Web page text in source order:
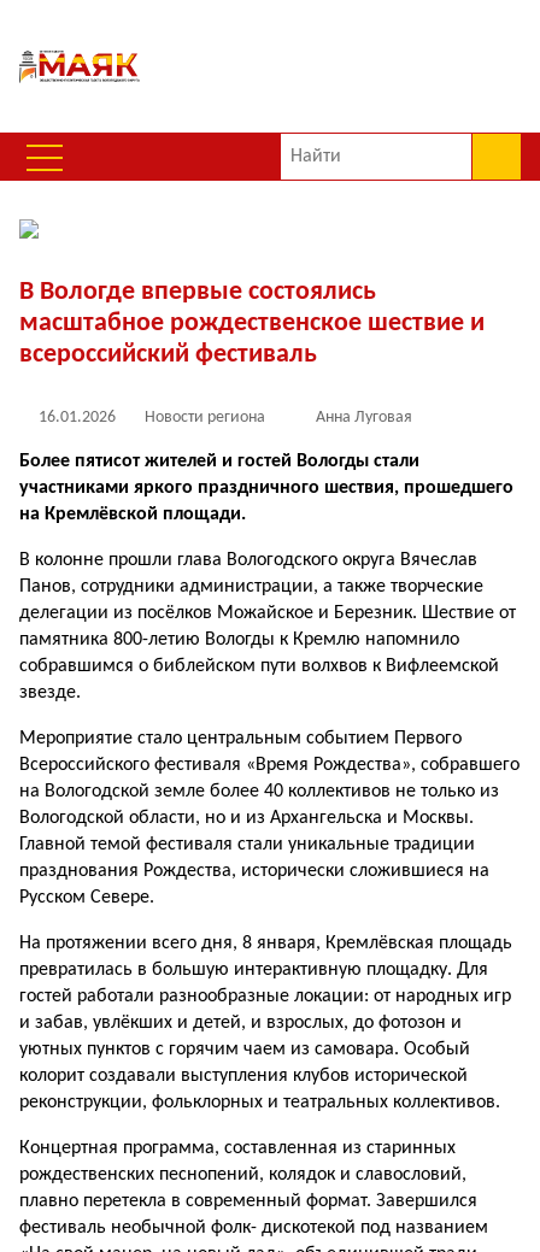
В Вологде впервые состоялись
масштабное рождественское шествие и
всероссийский фестиваль
16.01.2026 Новости региона Анна Луговая
Более пятисот жителей и гостей Вологды стали
участниками яркого празд­ничного шествия, прошед­шего
на Кремлёвской пло­щади.
В колонне прошли глава Во­логодского округа Вячеслав
Панов, сотрудники админи­страции, а также творческие
делегации из посёлков Мо­жайское и Березник. Шествие от
памятника 800-летию Во­логды к Кремлю напомнило
собравшимся о библейском пути волхвов к Вифлеемской
звезде.
Мероприятие стало цен­тральным событием Первого
Всероссийского фестиваля «Время Рождества», собрав­шего
на Вологодской земле более 40 коллективов не толь­ко из
Вологодской области, но и из Архангельска и Мо­сквы.
Главной темой фести­валя стали уникальные тради­ции
празднования Рождества, исторически сложившиеся на
Русском Севере.
На протяжении всего дня, 8 января, Кремлёвская пло­щадь
превратилась в боль­шую интерактивную пло­щадку. Для
гостей работали разнообразные локации: от народных игр
и забав, увлёк­ших и детей, и взрослых, до фотозон и
уютных пунктов с горячим чаем из самовара. Особый
колорит создавали выступления клубов исто­рической
реконструкции, фольклорных и театральных коллективов.
Концертная программа, составленная из старинных
рождественских песнопе­ний, колядок и славословий,
плавно перетекла в совре­менный формат. Завершился
фестиваль необычной фолк- дискотекой под названием